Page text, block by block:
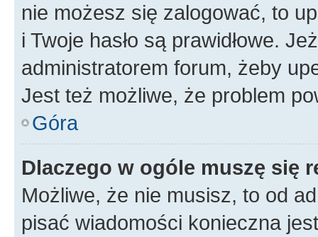
nie możesz się zalogować, to
i Twoje hasło są prawidłowe.
administratorem forum, żeby
Jest też możliwe, że problem
Góra
Dlaczego w ogóle muszę się
Możliwe, że nie musisz, to od
pisać wiadomości konieczna